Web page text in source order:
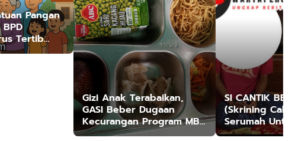
Pangan
Tertib
Tepat
Gizi Anak Terabaikan,
GASI Beber Dugaan
Kecurangan Program MBG
Darun Najah Jrengik
SI CANTIK
(Skrining
Serumah
Tuberkulosis)